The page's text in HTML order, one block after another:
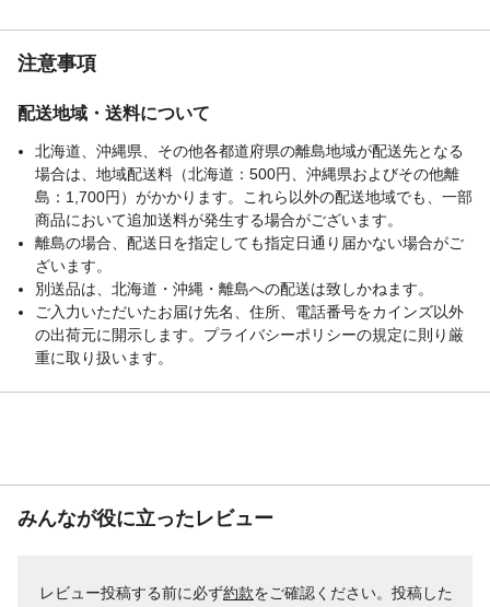
途以外に使用しないでください。●水平な場
生産国
注意事項
配送地域・送料について
北海道、沖縄県、その他各都道府県の離島地域が配送先となる
場合は、地域配送料（北海道：500円、沖縄県およびその他離
島：1,700円）がかかります。これら以外の配送地域でも、一部
商品において追加送料が発生する場合がございます。
離島の場合、配送日を指定しても指定日通り届かない場合がご
ざいます。
別送品は、北海道・沖縄・離島への配送は致しかねます。
ご入力いただいたお届け先名、住所、電話番号をカインズ以外
の出荷元に開示します。プライバシーポリシーの規定に則り厳
重に取り扱います。
みんなが役に立ったレビュー
レビュー投稿する前に必ず約款をご確認ください。投稿した